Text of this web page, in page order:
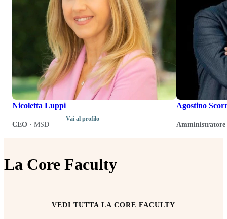
Nicoletta Luppi
CEO · MSD
Vai al profilo
Agostino
Amministratore
La Core Faculty
VEDI TUTTA LA CORE FACULTY